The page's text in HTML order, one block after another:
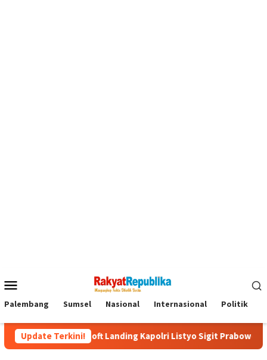
Mobile
Palembang Sumsel Nasional Internasional Politik
Update Terkini!
Soft Landing Kapolri Listyo Sigit Prabowo Terungkap